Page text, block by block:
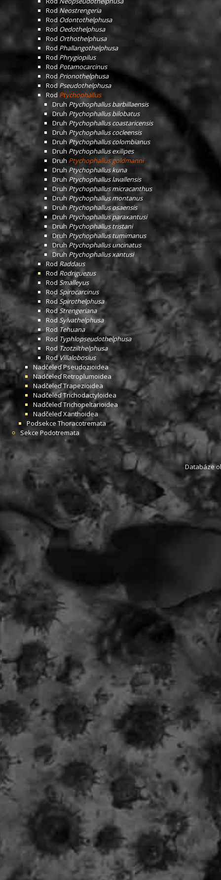
Rod Neostrengeria
Rod Odontothelphusa
Rod Oedothelphusa
Rod Orthothelphusa
Rod Phallangothelphusa
Rod Phrygiopilus
Rod Potamocarcinus
Rod Prionothelphusa
RodPseudothelphusa
Rod Ptychophallus
Druh Ptychophallus barbillaensis
Druh Ptychophallus bilobatus
Druh Ptychophallus coastaricensis
Druh Ptychophallus cocleensis
Druh Ptychophallus colombianus
Druh Ptychophallus exilipes
Druh Ptychophallus goldmanni
Druh Ptychophallus kuna
Druh Ptychophallus lavallensis
Druh Ptychophallus micracanthus
Druh Ptychophallus montanus
Druh Ptychophallus osaensis
Druh Ptychophallus paraxantusi
Druh Ptychophallus tristani
Druh Ptychophallus tumimanus
Druh Ptychophallus uncinatus
Druh Ptychophallus xantusi
Rod Raddaus
Rod Rodriguezus
Rod Smalleyus
Rod Spirocarcinus
RodSpirothelphusa
RodStrengeriana
Rod Sylvathelphusa
Rod Tehuana
Rod Typhlopseudothelphusa
Rod Tzotzilthelphusa
RodVillalobosius
NadčeleďPseudozioidea
NadčeleďRetroplumoidea
NadčeleďTrapezioidea
NadčeleďTrichodactyloidea
NadčeleďTrichopeltarioidea
NadčeleďXanthoidea
Podsekce Thoracotremata
Sekce Podotremata
Databáze